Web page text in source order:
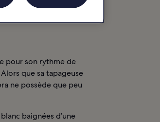
pour son rythme de
que sa tapageuse
ne possède que peu
baignées d’une